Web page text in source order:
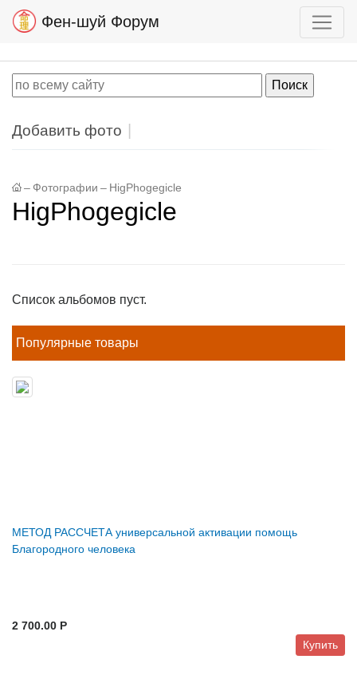
Фен-шуй Форум
Добавить фото
– Фотографии – HigPhogegicle
HigPhogegicle
Список альбомов пуст.
Популярные товары
МЕТОД РАССЧЕТА универсальной активации помощь
Благородного человека
2 700.00 P
Купить